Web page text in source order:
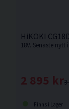
HiKOKI
3
2 895 kr
Finns i Lager